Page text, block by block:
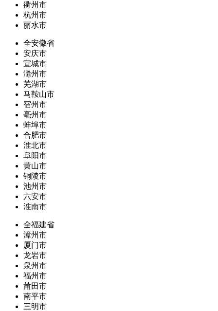
衢州市
杭州市
丽水市
全安徽省
安庆市
宣城市
滁州市
芜湖市
马鞍山市
宿州市
亳州市
蚌埠市
合肥市
淮北市
阜阳市
黄山市
铜陵市
池州市
六安市
淮南市
全福建省
漳州市
厦门市
龙岩市
泉州市
福州市
莆田市
南平市
三明市